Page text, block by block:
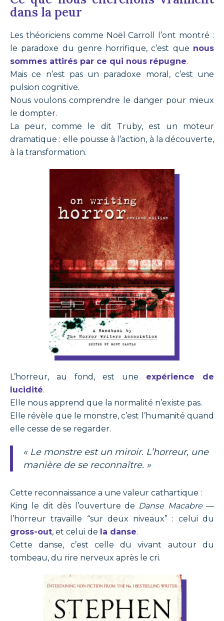
dans la peur
Les théoriciens comme Noël Carroll l’ont montré :
le paradoxe du genre horrifique, c’est que nous
sommes attirés par ce qui nous répugne.
Mais ce n’est pas un paradoxe moral, c’est une
pulsion cognitive.
Nous voulons comprendre le danger pour mieux
le dompter.
La peur, comme le dit Truby, est un moteur
dramatique : elle pousse à l’action, à la découverte,
à la transformation.
L’horreur, au fond, est une expérience de
lucidité.
Elle nous apprend que la normalité n’existe pas.
Elle révèle que le monstre, c’est l’humanité quand
elle cesse de se regarder.
« Le monstre est un miroir. L’horreur, une
manière de se reconnaître. »
Cette reconnaissance a une valeur cathartique :
King le dit dès l’ouverture de Danse Macabre—
l’horreur travaille “sur deux niveaux” : celui du
gross-out, et celui de la danse.
Cette danse, c’est celle du vivant autour du
tombeau, du rire nerveux après le cri.